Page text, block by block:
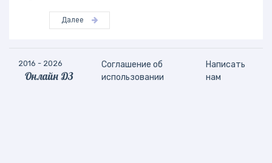
Далее
2016 - 2026
Онлайн ДЗ
Соглашение об
использовании
Написать
нам